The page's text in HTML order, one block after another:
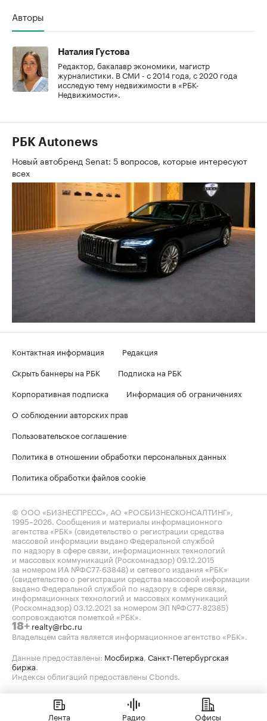
Авторы
Наталия Густова
Редактор, бакалавр экономики, магистр
журналистики. В СМИ - с 2014 года, с 2020 года
исследую тему недвижимости в «РБК-
Недвижимости».
РБК Autonews
Новый автобренд Senat: 5 вопросов, которые интересуют
всех
Контактная информация
Редакция
Скрыть баннеры на РБК
Подписка на РБК
Корпоративная подписка
Информация об ограничениях
О соблюдении авторских прав
Пользовательское соглашение
Политика в отношении обработки персональных данных
Политика обработки файлов cookie
© ООО «БИЗНЕСПРЕСС», АО «РОСБИЗНЕСКОНСАЛТИНГ»,
1995–2026 . Сообщения и материалы информационного
агентства «РБК» (свидетельство о регистрации средства
массовой информации выдано Федеральной службой
по надзору в сфере связи, информационных технологий
и массовых коммуникаций (Роскомнадзор) 09.12.2015
за номером ИА №ФС77-63848) и сетевого издания «РБК»
(свидетельство о регистрации средства массовой информации
выдано Федеральной службой по надзору в сфере связи,
информационных технологий и массовых коммуникаций
(Роскомнадзор) 03.12.2021 за номером ЭЛ №ФС77-82385)
сопровождаются пометкой «РБК».
18+ realty@rbc.ru
Владельцем сайта является информационное агентство «РБК».
Данные предоставлены: Мосбиржа Санкт-Петербургская
биржа
Индексы облигаций предоставлены Cbonds.
Лента Радио Офисы